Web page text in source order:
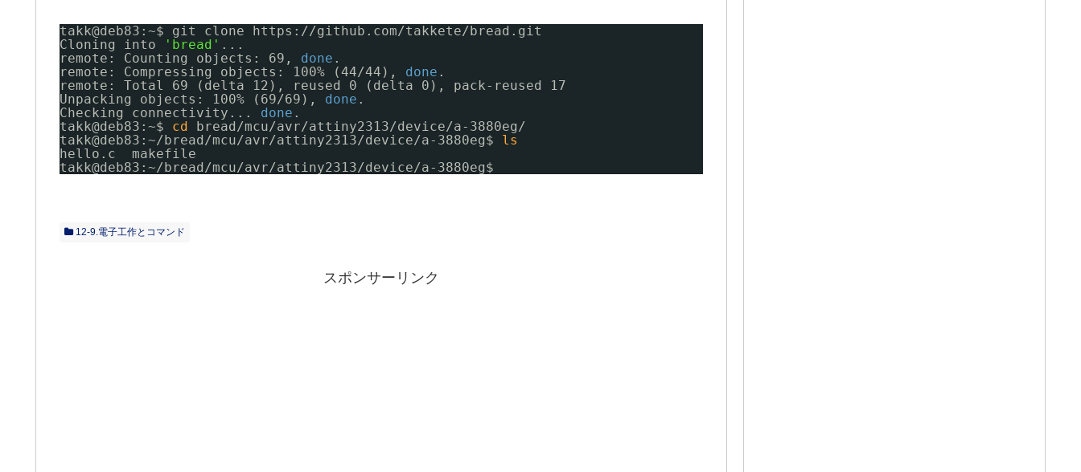
takk@deb83:~$ git clone https: //github .com/takkete/bread .git
Cloning into
'bread' ...
remote: Counting objects: 69, done .
remote: Compressing objects: 100% (44/44 ), done .
remote: Total 69 (delta 12), reused 0 (delta 0), pack-reused 17
Unpacking objects: 100% (69/69 ), done .
Checking connectivity... done .
takk@deb83:~$ cd bread /mcu/avr/attiny2313/device/a-3880eg/
takk@deb83:~/bread/mcu/avr/attiny2313/device/a-3880eg$ ls
hello.c  makefile
takk@deb83:~/bread/mcu/avr/attiny2313/device/a-3880eg$
12-9.電子工作とコマンド
スポンサーリンク